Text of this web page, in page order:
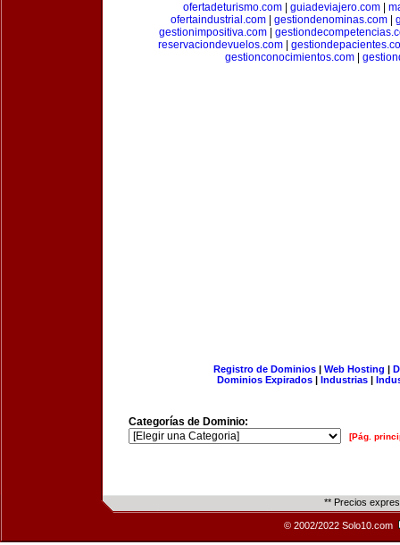
ofertadeturismo.com| guiadeviajero.com|
ofertaindustrial.com| gestiondenominas.com|
gestionimpositiva.com
reservaciondevuelos.com
gestionconocimientos.com
Registro de Dominios| Web Hosting |
Dominios Expirados | Industrias |
Categorías de Dominio:
[Pág.
** Precios
© 2002/2022 Solo10.com